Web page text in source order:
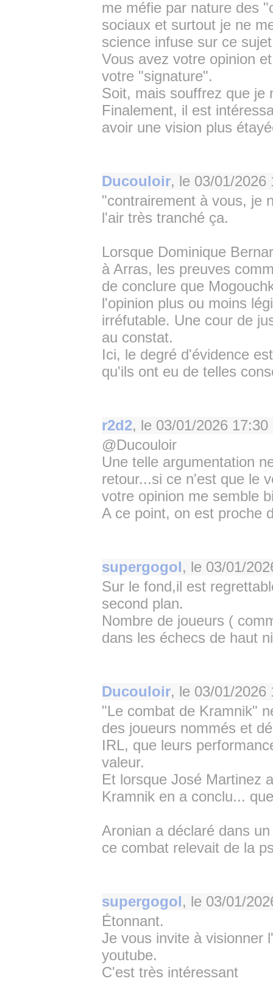
me méfie par nature des
sociaux et surtout je ne
science infuse sur ce
Vous avez votre opinion
votre "signature".
Soit, mais souffrez que je
Finalement, il est
avoir une vision plus
Ducouloir, le 03/01/2026
"contrairement à vous, je
l'air très tranché ça.
Lorsque Dominique
à Arras, les preuves
de conclure que
l'opinion plus ou moins
irréfutable. Une cour de
au constat.
Ici, le degré d'évidence
qu'ils ont eu de telles
r2d2, le 03/01/2026 17:30
@Ducouloir
Une telle argumentation
retour...si ce n'est que le
votre opinion me semble
A ce point, on est proche
supergogol, le 03/01/
Sur le fond,il est
second plan.
Nombre de joueurs (
dans les échecs de haut
Ducouloir, le 03/01/2026
"Le combat de Kramnik"
des joueurs nommés et
IRL, que leurs
valeur.
Et lorsque José Martinez
Kramnik en a conclu...
Aronian a déclaré dans
ce combat relevait de la
supergogol, le 03/01/
Étonnant.
Je vous invite à visionner
youtube.
C'est très intéressant